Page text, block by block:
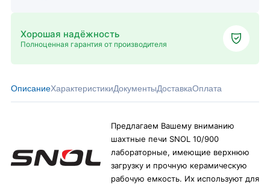
Хорошая надёжность
Полноценная гарантия от производителя
ОписаниеХарактеристикиДокументыДоставкаОплата
Предлагаем Вашему вниманию
шахтные печи SNOL 10/900
лабораторные, имеющие верхнюю
загрузку и прочную керамическую
рабочую емкость. Их используют для